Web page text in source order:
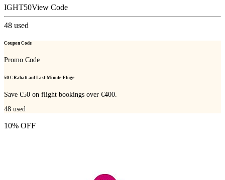
IGHT50View Code
48 used
Coupon Code
Promo Code
50 € Rabatt auf Last-Minute-Flüge
Save €50 on flight bookings over €400.
48 used
10% OFF